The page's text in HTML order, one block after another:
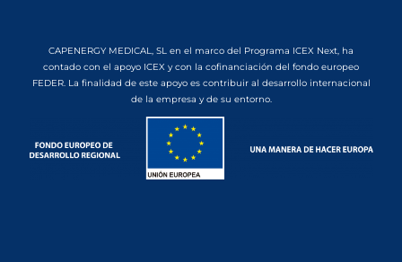
CAPENERGY MEDICAL, SL en el marco del Programa ICEX Next, ha
contado con el apoyo ICEX y con la cofinanciación del fondo europeo
FEDER. La finalidad de este apoyo es contribuir al desarrollo internacional
de la empresa y de su entorno.